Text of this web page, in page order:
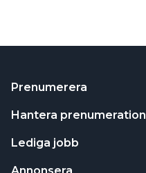
Prenumerera
Hantera prenumeration
Lediga jobb